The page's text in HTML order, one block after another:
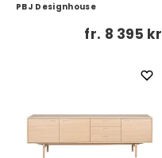
PBJ Designhouse
fr. 8 395 kr